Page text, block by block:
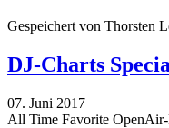
Gespeichert von Thorsten
DJ-Charts
07. Juni 2017
All Time Favorite